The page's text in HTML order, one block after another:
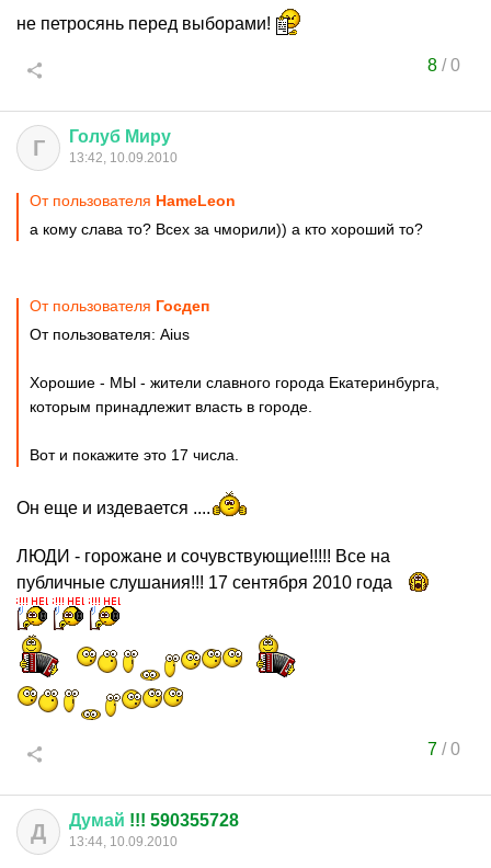
не петросянь перед выборами!
8/0
Г Голуб Миру
13:42, 10.09.2010
От пользователя HаmеLеоn
а кому слава то? Всех за чморили)) а кто хороший то?
От пользователя Госдеп
От пользователя: Aius
Хорошие - МЫ - жители славного города Екатеринбурга,
которым принадлежит власть в городе.
Вот и покажите это 17 числа.
Он еще и издевается ....
ЛЮДИ - горожане и сочувствующие!!!!! Все на
публичные слушания!!! 17 сентября 2010 года
7/0
Д Думай !!! 590355728
13:44, 10.09.2010